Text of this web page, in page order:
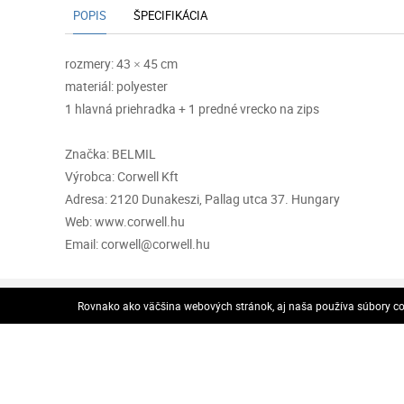
POPIS ŠPECIFIKÁCIA
rozmery: 43 × 45 cm
materiál: polyester
1 hlavná priehradka + 1 predné vrecko na zips
Značka: BELMIL
Výrobca: Corwell Kft
Adresa: 2120 Dunakeszi, Pallag utca 37. Hungary
Web: www.corwell.hu
Email: corwell@corwell.hu
VOP
VOP
Rovnako ako väčšina webových stránok, aj naša používa súbory